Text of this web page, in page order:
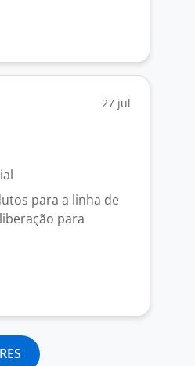
27 jul
para a linha de
para